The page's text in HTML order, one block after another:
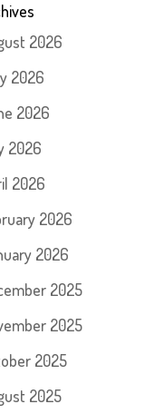
2026
2026
2026
2026
2026
2026
2026
2025
2025
2025
2025